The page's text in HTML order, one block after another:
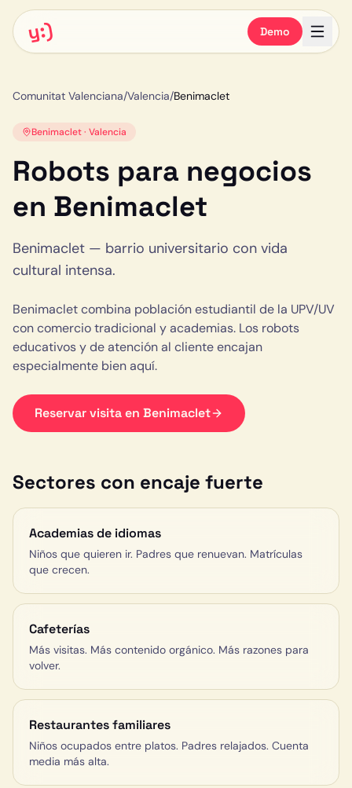
y:) Demo
Comunitat Valenciana/Valencia/Benimaclet
Benimaclet· Valencia
Robots para negocios
en Benimaclet
Benimaclet — barrio universitario con vida
cultural intensa.
Benimaclet combina población estudiantil de la UPV/UV
con comercio tradicional y academias. Los robots
educativos y de atención al cliente encajan
especialmente bien aquí.
Reservar visita en Benimaclet
Sectores con encaje fuerte
Academias de idiomas
Niños que quieren ir. Padres que renuevan. Matrículas
que crecen.
Cafeterías
Más visitas. Más contenido orgánico. Más razones para
volver.
Restaurantes familiares
Niños ocupados entre platos. Padres relajados. Cuenta
media más alta.